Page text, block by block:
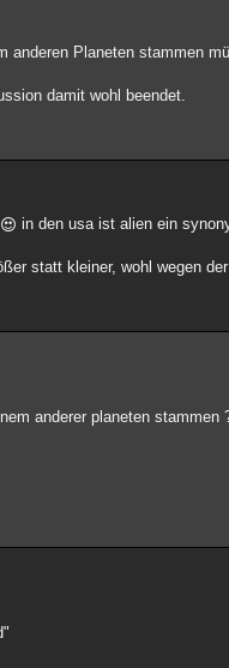
anderen Planeten stammen
damit wohl beendet.
in den usa ist alien ein
statt kleiner, wohl wegen
anderer planeten